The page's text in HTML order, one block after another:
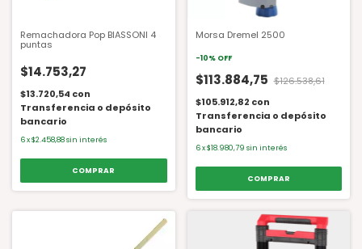
Remachadora Pop BIASSONI 4
puntas
$14.753,27
$13.720,54 con
Transferencia o depósito
bancario
6x$2.458,88sin interés
Morsa Dremel 2500
-10% OFF
$113.884,75 $126.538,61
$105.912,82 con
Transferencia o depósito
bancario
6 x$18.980,79 sin interés